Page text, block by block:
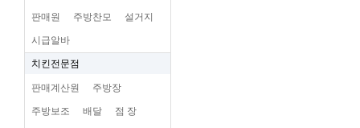
판매원 주방찬모 설거지
시급알바
치킨전문점
판매계산원 주방장
주방보조 배달 점 장